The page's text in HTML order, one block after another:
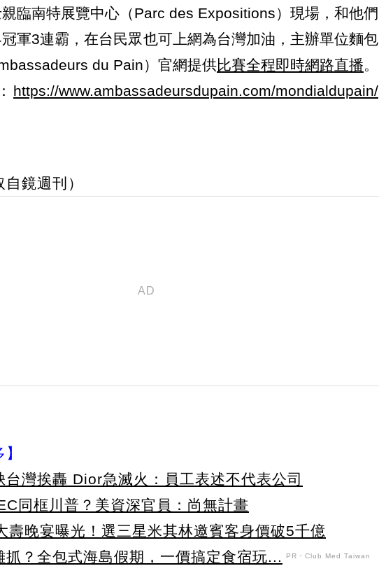
臨南特展覽中心（Parc des Expositions）現場，和他們
軍3連霸，在台民眾也可上網為台灣加油，主辦單位麵包
du Pain）官網提供比賽全程即時網路直播。
https://www.ambassadeursdupain.com/mondialdupain/
自鏡週刊）
台灣挨轟 Dior急滅火：員工表述不代表公司
同框川普？美資深官員：尚無計畫
壽晚宴曝光！選三星米其林邀賓客身價破5千億
？全包式海島假期，一價搞定食宿玩...
PR・Club Med Taiwan